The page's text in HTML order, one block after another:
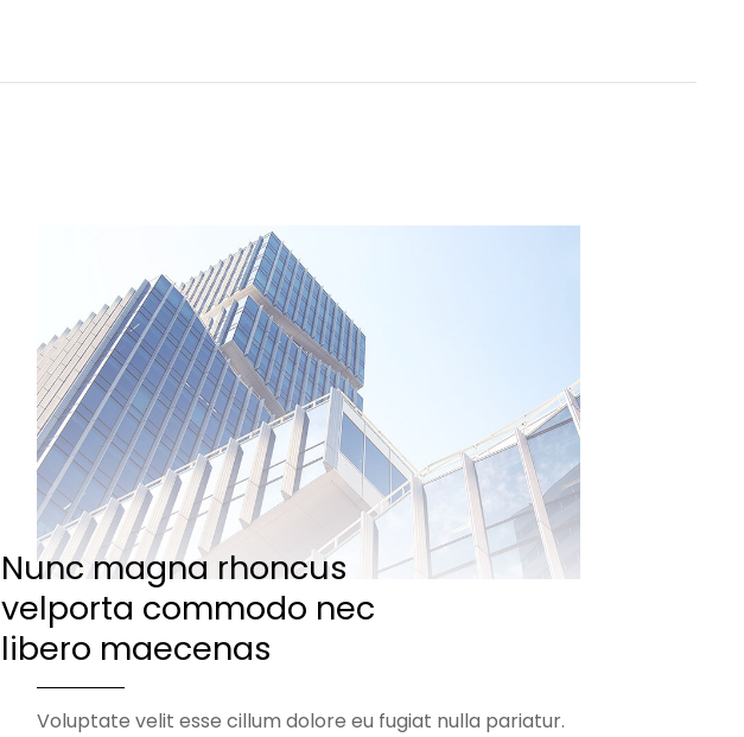
Nunc magna rhoncus
velporta commodo nec
libero maecenas
Voluptate velit esse cillum dolore eu fugiat nulla pariatur.